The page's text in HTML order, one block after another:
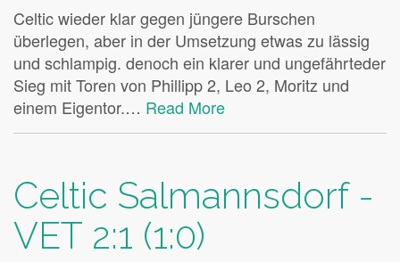
Celtic wieder klar gegen jüngere Burschen
überlegen, aber in der Umsetzung etwas zu lässig
und schlampig. denoch ein klarer und ungefährteder
Sieg mit Toren von Phillipp 2, Leo 2, Moritz und
einem Eigentor.… Read More
Celtic Salmannsdorf -
VET 2:1 (1:0)